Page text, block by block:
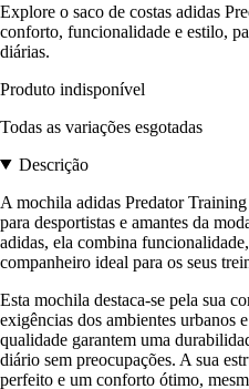
Explore o saco de costas adidas
conforto, funcionalidade e estilo,
diárias.
Produto indisponível
Todas as variações esgotadas
Descrição
A mochila adidas Predator
para desportistas e amantes da
adidas, ela combina
companheiro ideal para os seus
Esta mochila destaca-se pela sua
exigências dos ambientes urbanos
qualidade garantem uma
diário sem preocupações. A sua
perfeito e um conforto ótimo,